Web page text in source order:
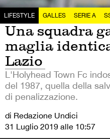
LIFESTYLE GALLES SERIE A
Una squadra
maglia
Lazio
L'Holyhead Town Fc
del 1987, quella della
di penalizzazione.
di Redazione Undici
31 Luglio 2019 alle 10:57